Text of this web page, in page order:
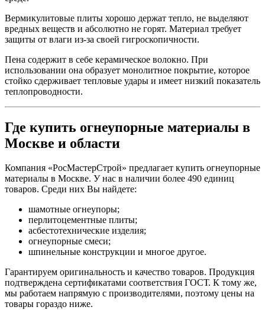
Вермикулитовые плиты хорошо держат тепло, не выделяют
вредных веществ и абсолютно не горят. Материал требует
защиты от влаги из-за своей гигроскопичности.
Пена содержит в себе керамическое волокно. При
использовании она образует монолитное покрытие, которое
стойко сдерживает тепловые удары и имеет низкий показатель
теплопроводности.
Где купить огнеупорные материалы в
Москве и области
Компания «РосМастерСтрой» предлагает купить огнеупорные
материалы в Москве. У нас в наличии более 490 единиц
товаров. Среди них Вы найдете:
шамотные огнеупоры;
перлитоцементные плиты;
асбестотехнические изделия;
огнеупорные смеси;
шпинельные конструкции и многое другое.
Гарантируем оригинальность и качество товаров. Продукция
подтверждена сертификатами соответствия ГОСТ. К тому же,
мы работаем напрямую с производителями, поэтому цены на
товары гораздо ниже.